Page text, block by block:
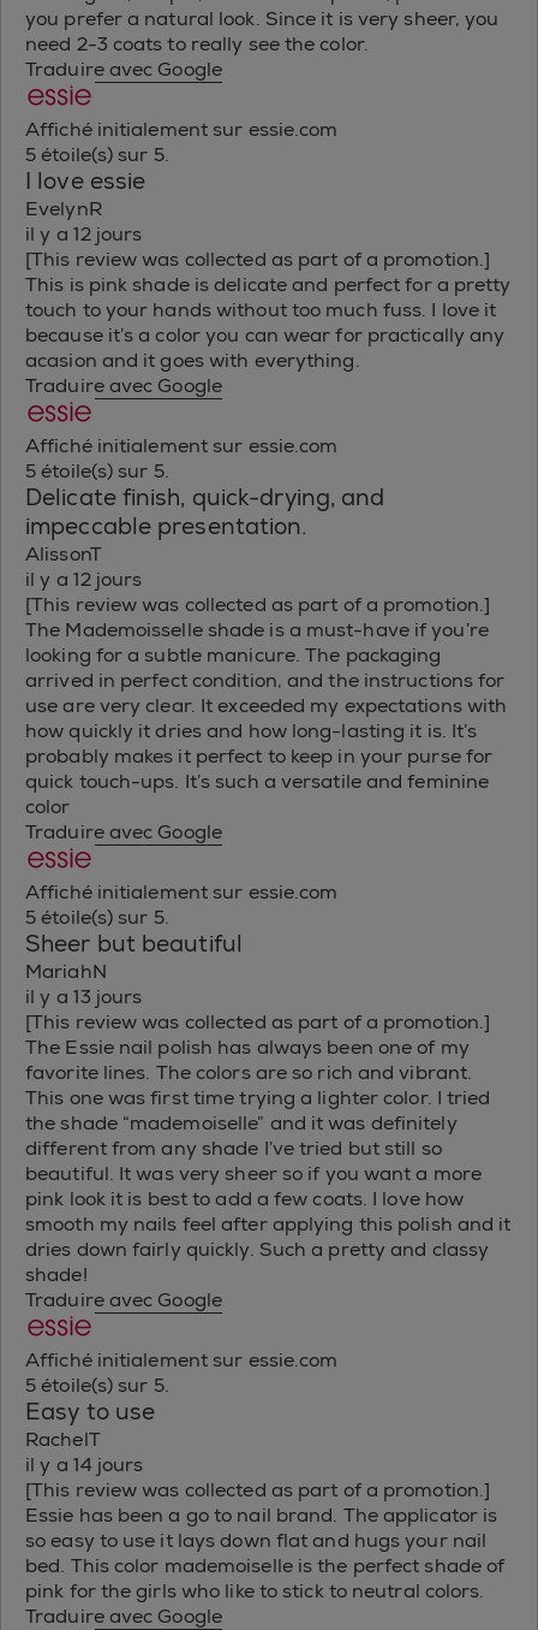
you prefer a natural look. Since it is very sheer, you
need 2-3 coats to really see the color.
Traduire avec Google
Affiché initialement sur essie.com
5 étoile(s) sur 5.
I love essie
EvelynR
il y a 12 jours
[This review was collected as part of a promotion.]
This is pink shade is delicate and perfect for a pretty
touch to your hands without too much fuss. I love it
because it’s a color you can wear for practically any
acasion and it goes with everything.
Traduire avec Google
Affiché initialement sur essie.com
5 étoile(s) sur 5.
Delicate finish, quick-drying, and
impeccable presentation.
AlissonT
il y a 12 jours
[This review was collected as part of a promotion.]
The Mademoisselle shade is a must-have if you’re
looking for a subtle manicure. The packaging
arrived in perfect condition, and the instructions for
use are very clear. It exceeded my expectations with
how quickly it dries and how long-lasting it is. It’s
probably makes it perfect to keep in your purse for
quick touch-ups. It’s such a versatile and feminine
color
Traduire avec Google
Affiché initialement sur essie.com
5 étoile(s) sur 5.
Sheer but beautiful
MariahN
il y a 13 jours
[This review was collected as part of a promotion.]
The Essie nail polish has always been one of my
favorite lines. The colors are so rich and vibrant.
This one was first time trying a lighter color. I tried
the shade “mademoiselle” and it was definitely
different from any shade I’ve tried but still so
beautiful. It was very sheer so if you want a more
pink look it is best to add a few coats. I love how
smooth my nails feel after applying this polish and it
dries down fairly quickly. Such a pretty and classy
shade!
Traduire avec Google
Affiché initialement sur essie.com
5 étoile(s) sur 5.
Easy to use
RachelT
il y a 14 jours
[This review was collected as part of a promotion.]
Essie has been a go to nail brand. The applicator is
so easy to use it lays down flat and hugs your nail
bed. This color mademoiselle is the perfect shade of
pink for the girls who like to stick to neutral colors.
Traduire avec Google